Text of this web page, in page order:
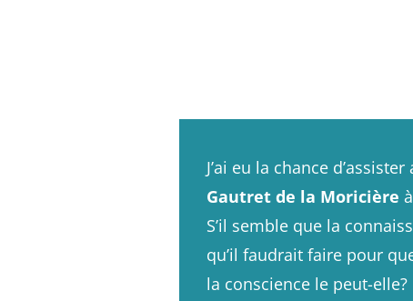
J’ai eu la chance
Gautret de la Moricière à
S’il semble que la
qu’il faudrait faire pour
la conscience le peut-